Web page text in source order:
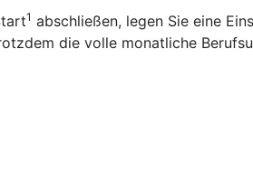
1 abschließen, legen Sie eine
die volle monatliche